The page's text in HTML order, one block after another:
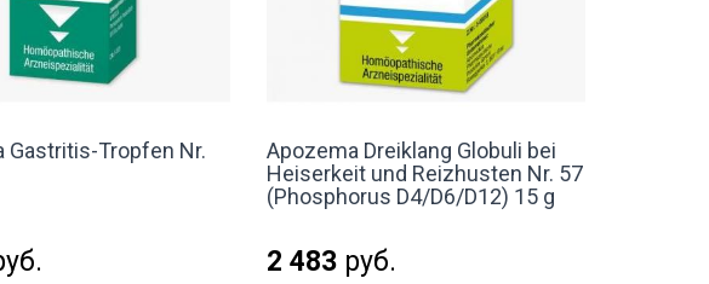
Gastritis-Tropfen Nr.
Apozema Dreiklang Globuli bei
Heiserkeit und Reizhusten Nr. 57
(Phosphorus D4/D6/D12) 15 g
2 483 руб.